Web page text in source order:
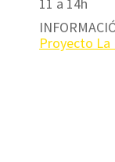
Proyecto La